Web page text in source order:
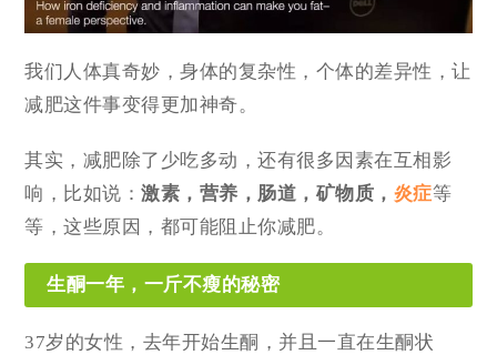
我们人体真奇妙，身体的复杂性，个体的差异性，让
减肥这件事变得更加神奇。
其实，减肥除了少吃多动，还有很多因素在互相影
响，比如说：激素，营养，肠道，矿物质， 炎症等
等，这些原因，都可能阻止你减肥。
生酮一年，一斤不瘦的秘密
37岁的女性，去年开始生酮，并且一直在生酮状